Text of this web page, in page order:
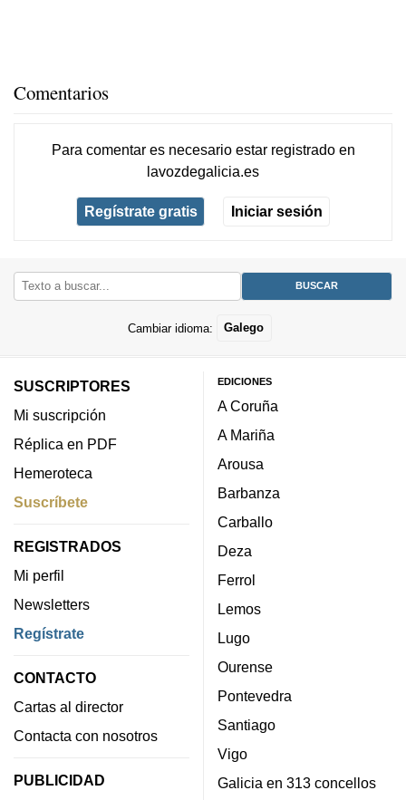
Comentarios
Para comentar es necesario estar registradoen
lavozdegalicia.es
Regístrate gratis Iniciar sesión
Cambiar idioma: Galego
SUSCRIPTORES
Mi suscripción
Réplica en PDF
Hemeroteca
Suscríbete
REGISTRADOS
Mi perfil
Newsletters
Regístrate
CONTACTO
Cartas al director
Contacta con nosotros
PUBLICIDAD
EDICIONES
A Coruña
A Mariña
Arousa
Barbanza
Carballo
Deza
Ferrol
Lemos
Lugo
Ourense
Pontevedra
Santiago
Vigo
Galicia en 313 concellos